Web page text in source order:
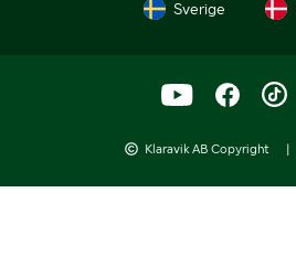
Sverige
Klaravik AB Copyright |